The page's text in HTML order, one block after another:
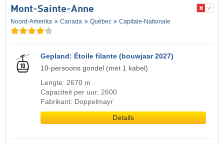
Mont-Sainte-Anne
Noord-Amerika Canada Québec Capitale-Nationale
Gepland: Étoile filante (bouwjaar 2027)
10-persoons gondel (met 1 kabel)
Lengte: 2670 m
Capaciteit per uur: 2600
Fabrikant: Doppelmayr
Details